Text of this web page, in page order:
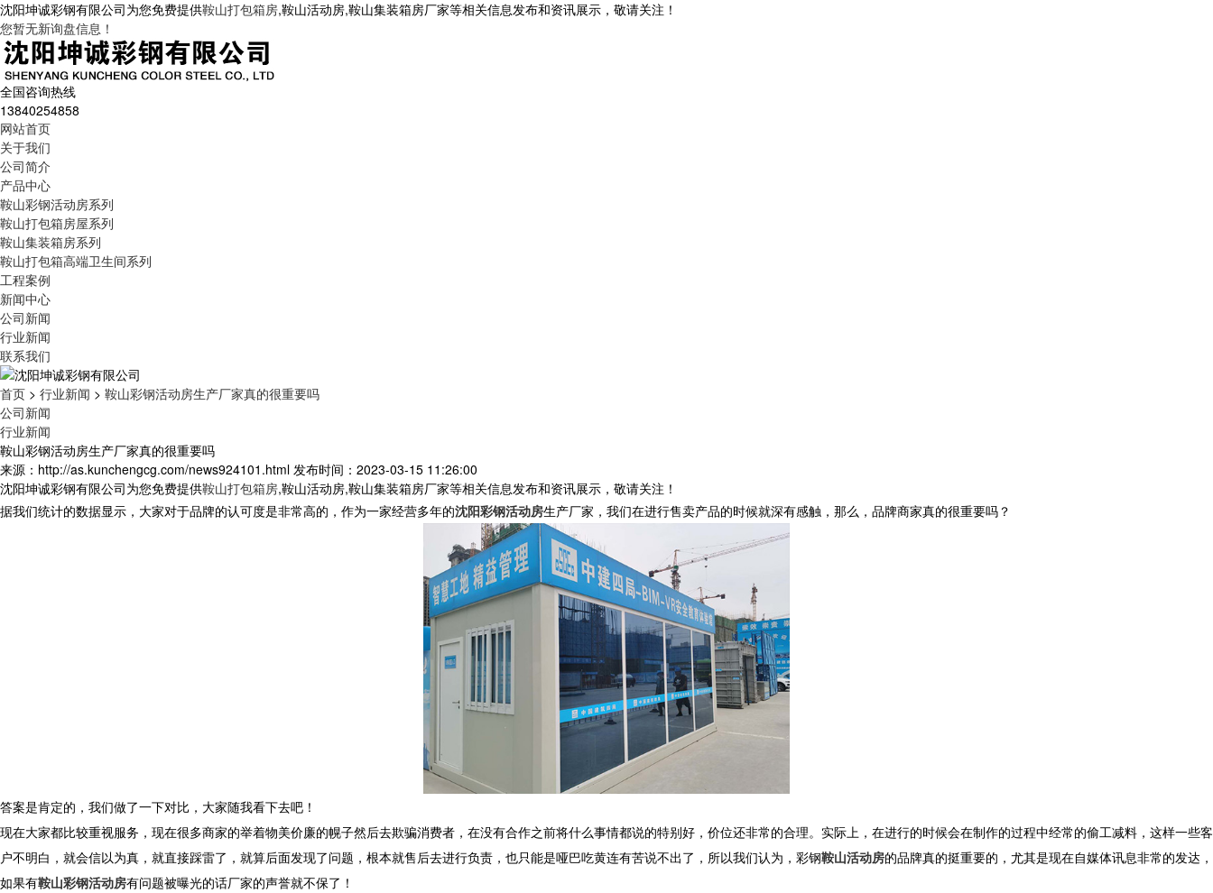
沈阳坤诚彩钢有限公司为您免费提供鞍山打包箱房,鞍山活动房,鞍山集装箱房厂家等相关信息发布和资讯展示，敬请关注！
您暂无新询盘信息！
全国咨询热线
13840254858
网站首页
关于我们
公司简介
产品中心
鞍山彩钢活动房系列
鞍山打包箱房屋系列
鞍山集装箱房系列
鞍山打包箱高端卫生间系列
工程案例
新闻中心
公司新闻
行业新闻
联系我们
首页 > 行业新闻 > 鞍山彩钢活动房生产厂家真的很重要吗
公司新闻
行业新闻
鞍山彩钢活动房生产厂家真的很重要吗
来源：http://as.kunchengcg.com/news924101.html 发布时间：2023-03-15 11:26:00
沈阳坤诚彩钢有限公司为您免费提供鞍山打包箱房,鞍山活动房,鞍山集装箱房厂家等相关信息发布和资讯展示，敬请关注！
据我们统计的数据显示，大家对于品牌的认可度是非常高的，作为一家经营多年的沈阳彩钢活动房生产厂家，我们在进行售卖产品的时候就深有感触，那么，品牌商家真的很重要吗？
答案是肯定的，我们做了一下对比，大家随我看下去吧！
现在大家都比较重视服务，现在很多商家的举着物美价廉的幌子然后去欺骗消费者，在没有合作之前将什么事情都说的特别好，价位还非常的合理。实际上，在进行的时候会在制作的过程中经常的偷工减料，这样一些客
户不明白，就会信以为真，就直接踩雷了，就算后面发现了问题，根本就售后去进行负责，也只能是哑巴吃黄连有苦说不出了，所以我们认为，彩钢鞍山活动房的品牌真的挺重要的，尤其是现在自媒体讯息非常的发达，
如果有鞍山彩钢活动房有问题被曝光的话厂家的声誉就不保了！